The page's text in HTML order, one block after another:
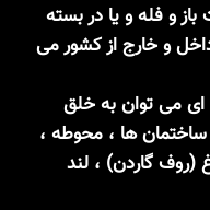
و فله و یا در بسته
و خارج از کشور می
ای می توان به خلق
ساختمان ها ، محوطه ،
(روف گاردن) ، لند